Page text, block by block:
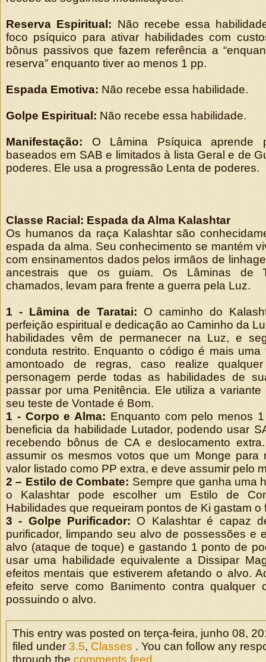
Reserva Espiritual: Não recebe essa
foco psíquico para ativar habilidades com
bônus passivos que fazem referência a
reserva” enquanto tiver ao menos 1 pp.
Espada Emotiva: Não recebe essa habilidade.
Golpe Espiritual: Não recebe essa habilidade.
Manifestação: O Lâmina Psíquica aprende
baseados em SAB e limitados à lista Geral e de
poderes. Ele usa a progressão Lenta de poderes.
Classe Racial: Espada da Alma Kalashtar
Os humanos da raça Kalashtar são
espada da alma. Seu conhecimento se mantém
com ensinamentos dados pelos irmãos de
ancestrais que os guiam. Os Lâminas de
chamados, levam para frente a guerra pela Luz.
1 - Lâmina de Taratai: O caminho do
perfeição espiritual e dedicação ao Caminho da
habilidades vêm de permanecer na Luz, e
conduta restrito. Enquanto o código é mais
amontoado de regras, caso realize
personagem perde todas as habilidades de
passar por uma Penitência. Ele utiliza a
seu teste de Vontade é Bom.
1 - Corpo e Alma: Enquanto com pelo menos
beneficia da habilidade Lutador, podendo usar
recebendo bônus de CA e deslocamento
assumir os mesmos votos que um Monge para
valor listado como PP extra, e deve assumir pelo
2 – Estilo de Combate: Sempre que ganha uma
o Kalashtar pode escolher um Estilo de
Habilidades que requeiram pontos de Ki gastam o
3 - Golpe Purificador: O Kalashtar é capaz
purificador, limpando seu alvo de possessões e
alvo (ataque de toque) e gastando 1 ponto de
usar uma habilidade equivalente a Dissipar
efeitos mentais que estiverem afetando o alvo.
efeito serve como Banimento contra qualquer
possuindo o alvo.
This entry was posted on terça-feira, junho 08,
filed under 3.5, Classes . You can follow any
through the comments feed